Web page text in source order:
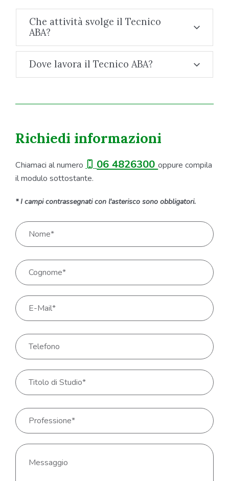
Che attività svolge il Tecnico
ABA?
Dove lavora il Tecnico ABA?
Richiedi informazioni
Chiamaci al numero 06 4826300oppure compila
il modulo sottostante.
* I campi contrassegnati con l'asterisco sono obbligatori.